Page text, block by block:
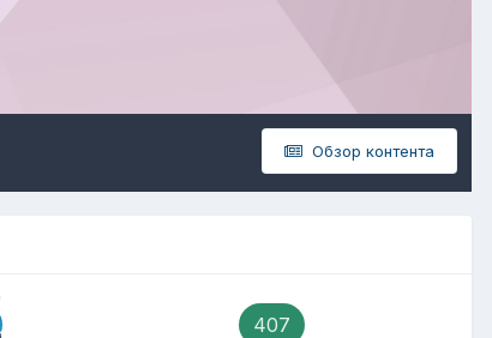
Обзор контента
407